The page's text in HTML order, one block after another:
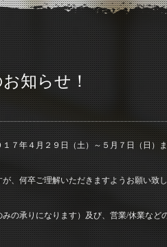
知らせ！
７年４月２９日（土）～５月７日（日）
、何卒ご理解いただきますようお願い致
の承りになります）及び、営業/休業な